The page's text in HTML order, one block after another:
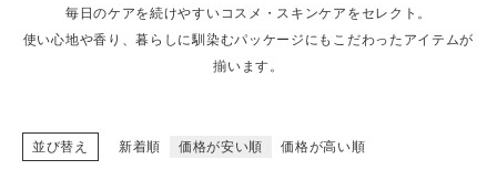
ようこそ ゲスト 様
毎日のケアを続けやすいコスメ・スキンケアをセレクト。
使い心地や香り、暮らしに馴染むパッケージにもこだわったアイテムが
揃います。
並び替え 新着順 価格が安い順 価格が高い順